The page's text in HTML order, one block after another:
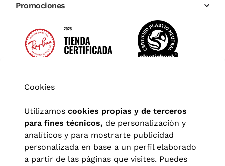
Promociones
Cookies
Utilizamos cookies propias y de terceros
para fines técnicos, de personalización y
analíticos y para mostrarte publicidad
personalizada en base a un perfil elaborado
a partir de las páginas que visites. Puedes